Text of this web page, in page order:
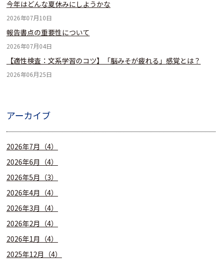
今年はどんな夏休みにしようかな
2026年07月10日
報告書点の重要性について
2026年07月04日
【適性検査：文系学習のコツ】「脳みそが疲れる」感覚とは？
2026年06月25日
アーカイブ
2026年7月（4）
2026年6月（4）
2026年5月（3）
2026年4月（4）
2026年3月（4）
2026年2月（4）
2026年1月（4）
2025年12月（4）